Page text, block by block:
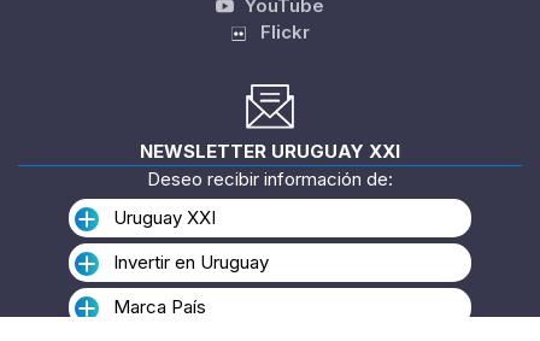
YouTube
Flickr
NEWSLETTER URUGUAY XXI
Deseo recibir información de:
Uruguay XXI
Invertir en Uruguay
Marca País